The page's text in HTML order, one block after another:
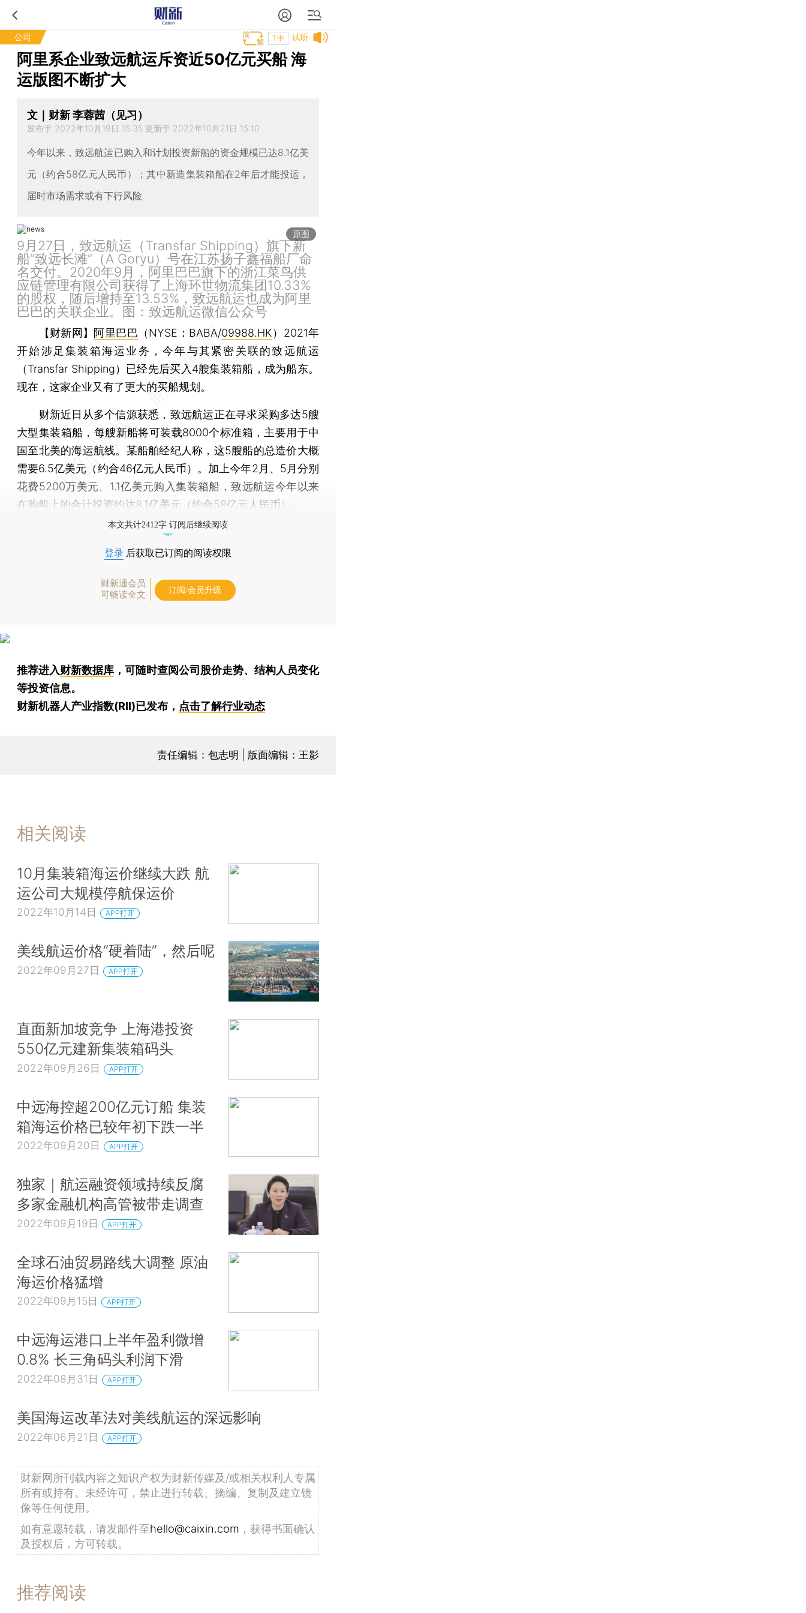
公司 试听
T中
阿里系企业致远航运斥资近50亿元买船 海
运版图不断扩大
文｜财新 李蓉茜（见习）
发布于 2022年10月19日 15:35 更新于 2022年10月21日 15:10
今年以来，致远航运已购入和计划投资新船的资金规模已达8.1亿美
元（约合58亿元人民币）；其中新造集装箱船在2年后才能投运，
届时市场需求或有下行风险
原图
9月27日，致远航运（Transfar Shipping）旗下新
船“致远长滩”（A Goryu）号在江苏扬子鑫福船厂命
名交付。2020年9月，阿里巴巴旗下的浙江菜鸟供
应链管理有限公司获得了上海环世物流集团10.33%
的股权，随后增持至13.53%，致远航运也成为阿里
巴巴的关联企业。图：致远航运微信公众号
【财新网】 阿里巴巴 （NYSE：BABA/09988.HK）2021年
开始涉足集装箱海运业务，今年与其紧密关联的致远航运
（Transfar Shipping）已经先后买入4艘集装箱船，成为船东。
现在，这家企业又有了更大的买船规划。
财新近日从多个信源获悉，致远航运正在寻求采购多达5艘
大型集装箱船，每艘新船将可装载8000个标准箱，主要用于中
国至北美的海运航线。某船舶经纪人称，这5艘船的总造价大概
需要6.5亿美元（约合46亿元人民币）。加上今年2月、5月分别
花费5200万美元、1.1亿美元购入集装箱船，致远航运今年以来
在购船上的合计投资约达8.1亿美元（约合58亿元人民币）。
本文共计2412字 订阅后继续阅读
登录 后获取已订阅的阅读权限
财新通会员
可畅读全文
订阅/会员升级
推荐进入财新数据库 ，可随时查阅公司股价走势、结构人员变化
等投资信息。
财新机器人产业指数(RII)已发布， 点击了解行业动态
责任编辑：包志明 | 版面编辑：王影
相关阅读
10月集装箱海运价继续大跌 航
运公司大规模停航保运价
2022年10月14日 APP打开
美线航运价格“硬着陆”，然后呢
2022年09月27日 APP打开
直面新加坡竞争 上海港投资
550亿元建新集装箱码头
2022年09月26日 APP打开
中远海控超200亿元订船 集装
箱海运价格已较年初下跌一半
2022年09月20日 APP打开
独家｜航运融资领域持续反腐
多家金融机构高管被带走调查
2022年09月19日 APP打开
全球石油贸易路线大调整 原油
海运价格猛增
2022年09月15日 APP打开
中远海运港口上半年盈利微增
0.8% 长三角码头利润下滑
2022年08月31日 APP打开
美国海运改革法对美线航运的深远影响
2022年06月21日 APP打开
财新网所刊载内容之知识产权为财新传媒及/或相关权利人专属
所有或持有。未经许可，禁止进行转载、摘编、复制及建立镜
像等任何使用。
如有意愿转载，请发邮件至hello@caixin.com ，获得书面确认
及授权后，方可转载。
推荐阅读